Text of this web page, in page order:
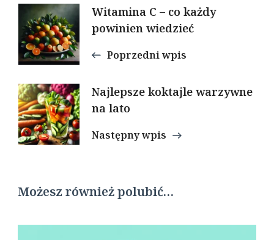
Nawigacja
wpisu
Witamina C – co każdy
powinien wiedzieć
Poprzedni wpis
Najlepsze koktajle warzywne
na lato
Następny wpis
Możesz również polubić…